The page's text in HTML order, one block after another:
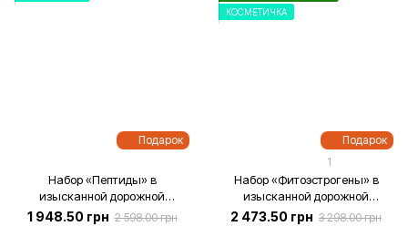
Подарок
Набор «Пептиды» в
изысканной дорожной
косметичке, 5 действенных
продуктов.
1 948.50 грн 2 598.00 грн
Подарок
КОСМЕТИЧКА
1
Набор «Фитоэстрогены» в
изысканной дорожной
косметичке
2 473.50 грн 3 298.00 грн